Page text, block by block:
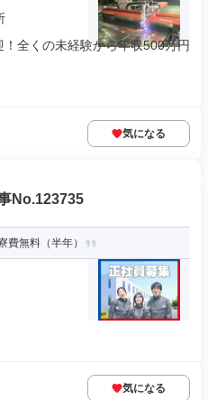
全くの未経験から年収500万円
気になる
No.123735
費無料（半年）
気になる